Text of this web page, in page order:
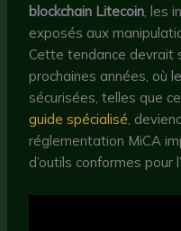
blockchain Litecoin , les
exposés aux
Cette tendance devrait
prochaines années, où
sécurisées, telles que
guide spécialisé ,
réglementation MiCA
d’outils conformes pour